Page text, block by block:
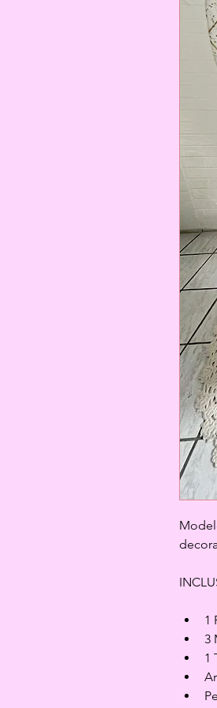
1
3
1